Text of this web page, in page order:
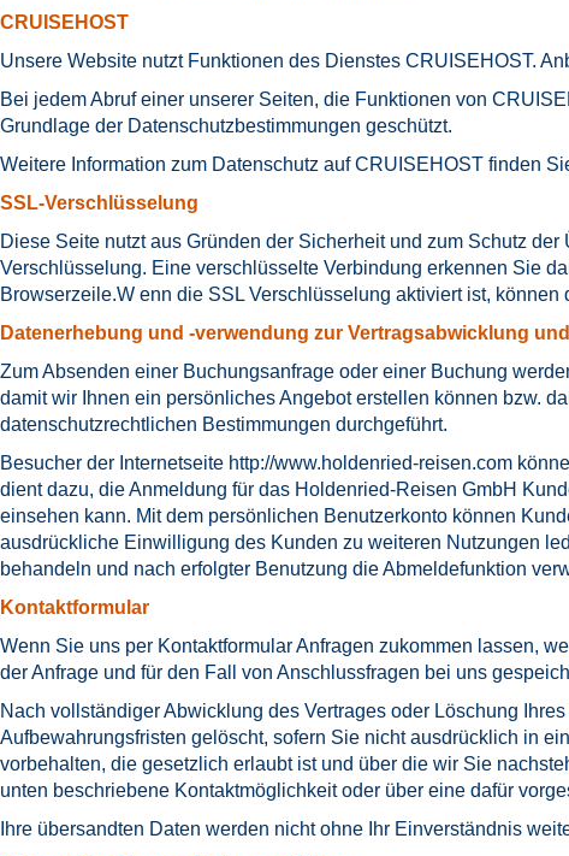
CRUISEHOST
Unsere Website nutzt Funktionen des Dienstes CRUISEHOST.
Bei jedem Abruf einer unserer Seiten, die Funktionen von
Grundlage der Datenschutzbestimmungen geschützt.
Weitere Information zum Datenschutz auf CRUISEHOST finden
SSL-Verschlüsselung
Diese Seite nutzt aus Gründen der Sicherheit und zum Schutz
Verschlüsselung. Eine verschlüsselte Verbindung erkennen Sie
Browserzeile.W enn die SSL Verschlüsselung aktiviert ist,
Datenerhebung und -verwendung zur Vertragsabwicklung
Zum Absenden einer Buchungsanfrage oder einer Buchung
damit wir Ihnen ein persönliches Angebot erstellen können bzw.
datenschutzrechtlichen Bestimmungen durchgeführt.
Besucher der Internetseite http://www.holdenried-reisen.com
dient dazu, die Anmeldung für das Holdenried-Reisen GmbH
einsehen kann. Mit dem persönlichen Benutzerkonto können
ausdrückliche Einwilligung des Kunden zu weiteren Nutzungen
behandeln und nach erfolgter Benutzung die Abmeldefunktion
Kontaktformular
Wenn Sie uns per Kontaktformular Anfragen zukommen lassen,
der Anfrage und für den Fall von Anschlussfragen bei uns
Nach vollständiger Abwicklung des Vertrages oder Löschung
Aufbewahrungsfristen gelöscht, sofern Sie nicht ausdrücklich in
vorbehalten, die gesetzlich erlaubt ist und über die wir Sie
unten beschriebene Kontaktmöglichkeit oder über eine dafür
Ihre übersandten Daten werden nicht ohne Ihr Einverständnis